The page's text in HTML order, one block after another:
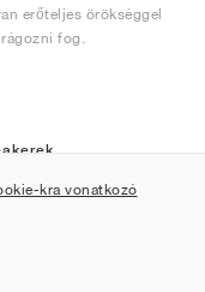
erőteljes örökséggel
fog.
kra vonatkozó